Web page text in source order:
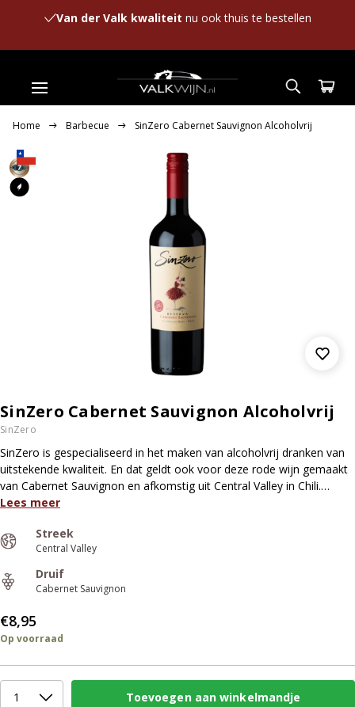
Van der Valk kwaliteit nu ook thuis te bestellen
Home Barbecue SinZero Cabernet Sauvignon Alcoholvrij
7
SinZero Cabernet Sauvignon Alcoholvrij
SinZero
SinZero is gespecialiseerd in het maken van alcoholvrij dranken van
uitstekende kwaliteit. En dat geldt ook voor deze rode wijn gemaakt
van Cabernet Sauvignon en afkomstig uit Central Valley in Chili.…
Lees meer
Streek
Central Valley
Druif
Cabernet Sauvignon
€8,95
Op voorraad